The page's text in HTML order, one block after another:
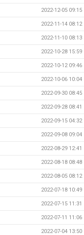
2022-12-05 09:15
2022-11-14 08:12
2022-11-10 08:13
2022-10-28 15:59
2022-10-12 09:46
2022-10-06 10:04
2022-09-30 08:45
2022-09-28 08:41
2022-09-15 04:32
2022-09-08 09:04
2022-08-29 12:41
2022-08-18 08:48
2022-08-05 08:12
2022-07-18 10:49
2022-07-15 11:31
2022-07-11 11:06
2022-07-04 13:50